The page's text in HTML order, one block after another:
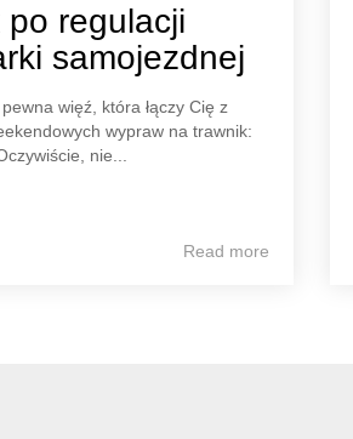
regulacji
samojezdnej
więź, która łączy Cię z
wypraw na trawnik:
nie...
Read more